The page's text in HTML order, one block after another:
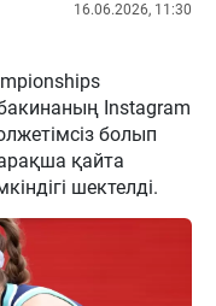
16.06.2026, 11:30
Instagram
болып
қайта
шектелді.